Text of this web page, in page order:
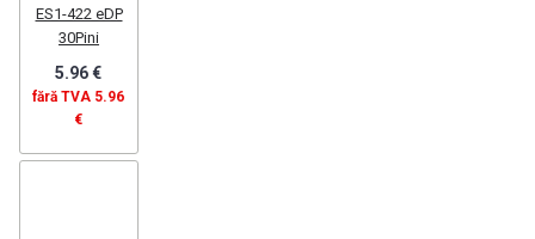
ES1-422 eDP
30Pini
5.96 €
fără TVA 5.96
€